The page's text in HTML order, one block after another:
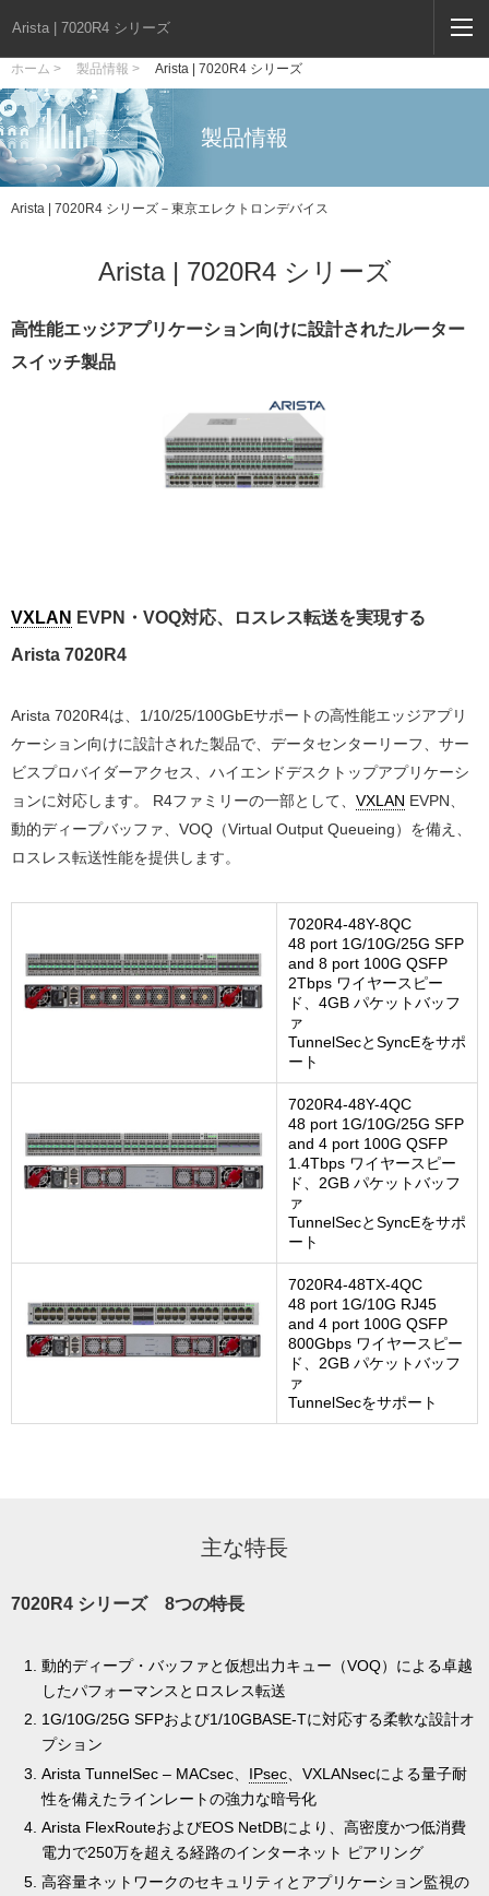
ホーム > 製品情報 > Arista | 7020R4 シリーズ
製品情報
Arista | 7020R4 シリーズ－東京エレクトロンデバイス
Arista | 7020R4 シリーズ
高性能エッジアプリケーション向けに設計されたルーター
スイッチ製品
Arista | 7020R4 シリーズ
VXLAN EVPN・VOQ対応、ロスレス転送を実現する
Arista 7020R4
Arista 7020R4は、1/10/25/100GbEサポートの高性能エッジアプリ
ケーション向けに設計された製品で、データセンターリーフ、サー
ビスプロバイダーアクセス、ハイエンドデスクトップアプリケーシ
ョンに対応します。 R4ファミリーの一部として、 VXLAN EVPN、
動的ディープバッファ、VOQ（Virtual Output Queueing）を備え、
ロスレス転送性能を提供します。
7020R4-48Y-8QC
48 port 1G/10G/25G SFP
and 8 port 100G QSFP
2Tbps ワイヤースピー
ド、4GB パケットバッフ
ァ
TunnelSecとSyncEをサポ
ート
7020R4-48Y-4QC
48 port 1G/10G/25G SFP
and 4 port 100G QSFP
1.4Tbps ワイヤースピー
ド、2GB パケットバッフ
ァ
TunnelSecとSyncEをサポ
ート
7020R4-48TX-4QC
48 port 1G/10G RJ45
and 4 port 100G QSFP
800Gbps ワイヤースピー
ド、2GB パケットバッフ
ァ
TunnelSecをサポート
主な特長
7020R4 シリーズ 8つの特長
動的ディープ・バッファと仮想出力キュー（VOQ）による卓越
したパフォーマンスとロスレス転送
1G/10G/25G SFPおよび1/10GBASE-Tに対応する柔軟な設計オ
プション
Arista TunnelSec – MACsec、 IPsec 、VXLANsecによる量子耐
性を備えたラインレートの強力な暗号化
Arista FlexRouteおよびEOS NetDBにより、高密度かつ低消費
電力で250万を超える経路のインターネット ピアリング
高容量ネットワークのセキュリティとアプリケーション監視の